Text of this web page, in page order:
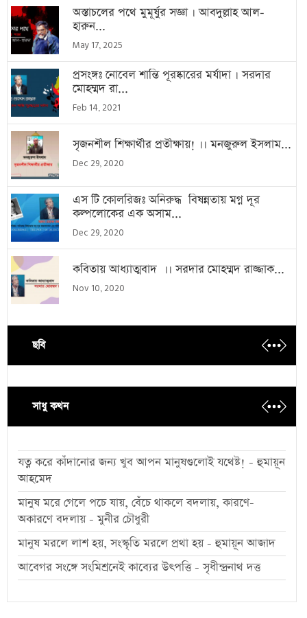
অস্তাচলের পথে মুমূর্ষুর সজ্ঞা । আবদুল্লাহ আল-
হারুন...
May 17, 2025
প্রসংঙ্গঃ নোবেল শান্তি পূরষ্কারের মর্যাদা । সরদার
মোহম্মদ রা...
Feb 14, 2021
সৃজনশীল শিক্ষার্থীর প্রতীক্ষায়! ।। মনজুরুল ইসলাম...
Dec 29, 2020
এস টি কোলরিজঃ অনিরুদ্ধ বিষন্নতায় মগ্ন দূর
কল্পলোকের এক অসাম...
Dec 29, 2020
কবিতায় আধ্যাত্মবাদ ।। সরদার মোহম্মদ রাজ্জাক...
Nov 10, 2020
ছবি
সাধু কথন
যত্ন করে কাঁদানোর জন্য খুব আপন মানুষগুলোই যথেষ্ট! - হুমায়ূন
আহমেদ
মানুষ মরে গেলে পচে যায়, বেঁচে থাকলে বদলায়, কারণে-
অকারণে বদলায় - মুনীর চৌধুরী
মানুষ মরলে লাশ হয়, সংস্কৃতি মরলে প্রথা হয় - হুমায়ূন আজাদ
আবেগর সংঙ্গে সংমিশ্রনেই কাব্যের উৎপত্তি - সৃধীন্দ্রনাথ দত্ত